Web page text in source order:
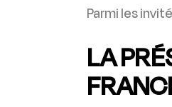
Parmi les
LA